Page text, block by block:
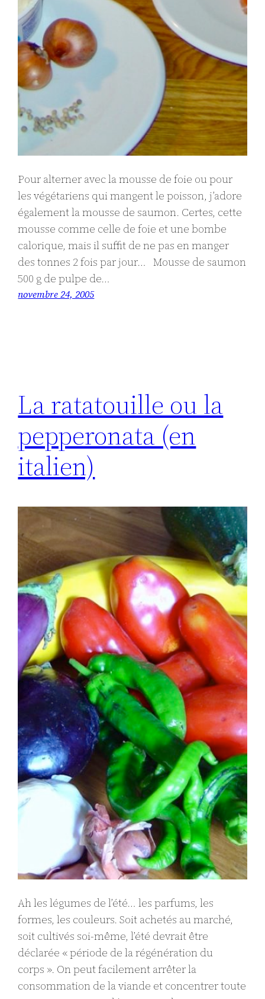
Pour alterner avec la mousse de foie ou pour
les végétariens qui mangent le poisson, j’adore
également la mousse de saumon. Certes, cette
mousse comme celle de foie et une bombe
calorique, mais il suffit de ne pas en manger
des tonnes 2 fois par jour… Mousse de saumon
500 g de pulpe de…
novembre 24, 2005
La ratatouille ou la
pepperonata (en
italien)
Ah les légumes de l’été… les parfums, les
formes, les couleurs. Soit achetés au marché,
soit cultivés soi-même, l’été devrait être
déclarée « période de la régénération du
corps ». On peut facilement arrêter la
consommation de la viande et concentrer toute